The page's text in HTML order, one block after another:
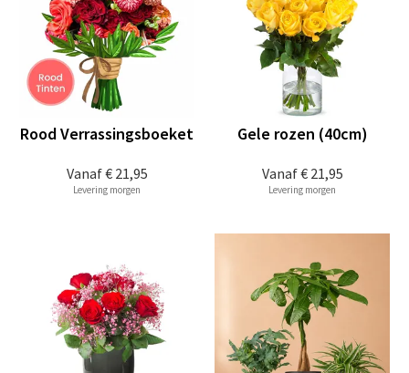
Vanaf€ 21,95
Rood Verrassingsboeket
Levering morgen
Vanaf€ 21,95
Gele rozen (40cm)
Levering morgen